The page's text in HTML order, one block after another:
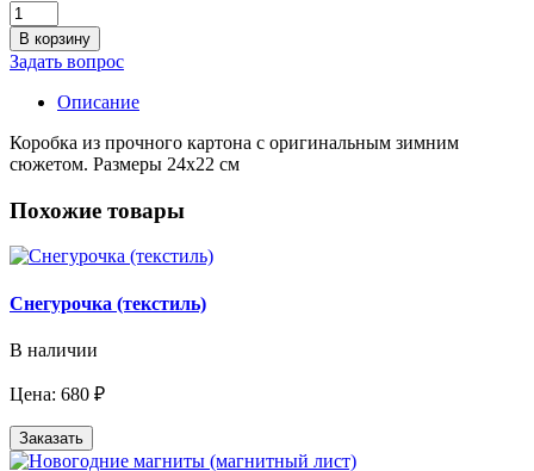
В корзину
Задать вопрос
Описание
Коробка из прочного картона с оригинальным зимним
сюжетом. Размеры 24х22 см
Похожие товары
Снегурочка (текстиль)
В наличии
Цена: 680 ₽
Заказать